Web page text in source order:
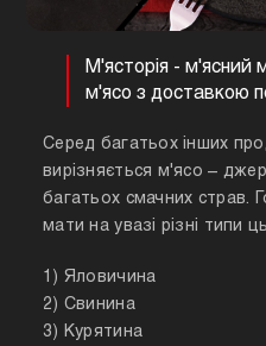
М'ясторія - м'ясний
м'ясо з доставкою
Серед багатьох інших
вирізняється м'ясо –
багатьох смачних страв.
мати на увазі різні типи
1) Яловичина
2) Свинина
3) Курятина